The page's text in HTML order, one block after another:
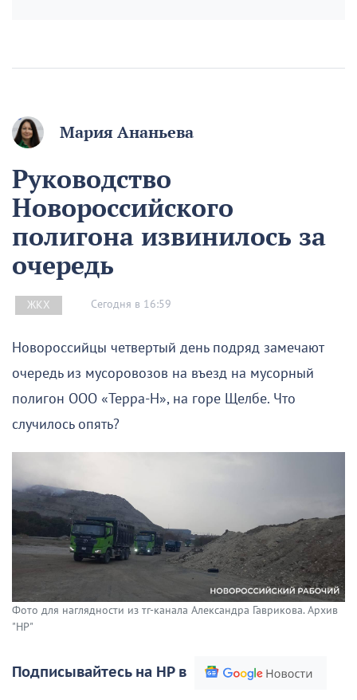
Мария Ананьева
Руководство
Новороссийского
полигона извинилось за
очередь
ЖКХ Сегодня в 16:59
Новороссийцы четвертый день подряд замечают
очередь из мусоровозов на въезд на мусорный
полигон ООО «Терра-Н», на горе Щелбе. Что
случилось опять?
Фото для наглядности из тг-канала Александра Гаврикова. Архив
"НР"
Подписывайтесь на НР в